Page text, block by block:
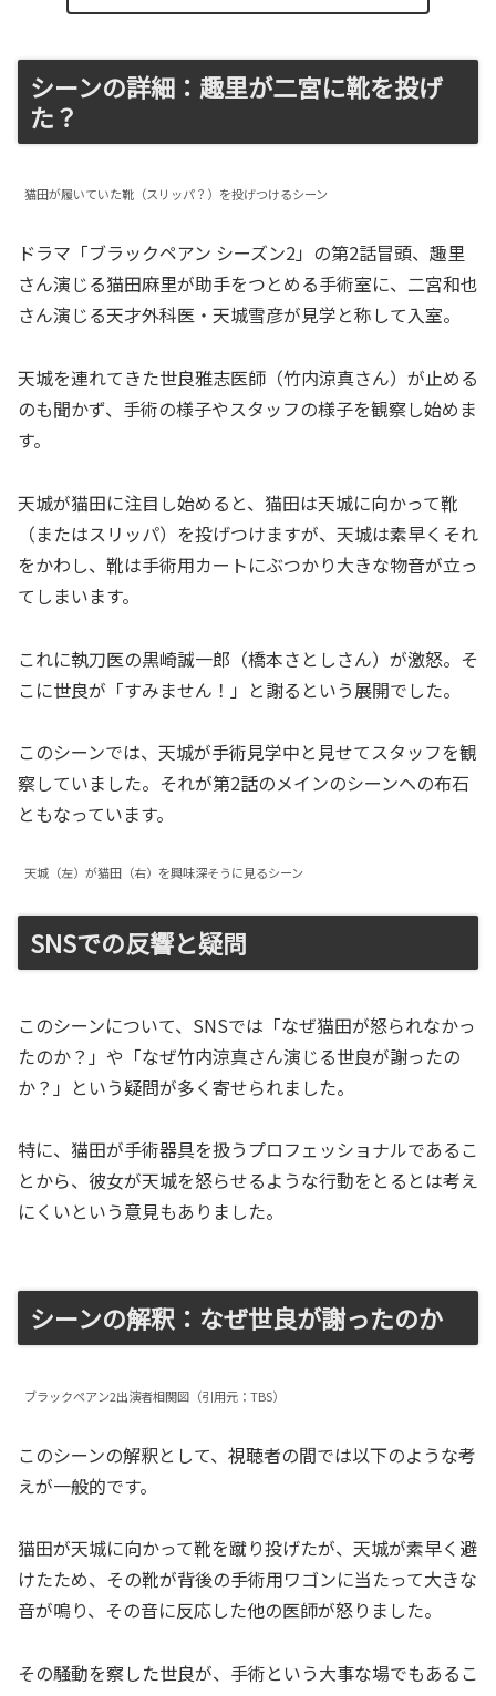
シーンの詳細：趣里が二宮に靴を投げ
た？
猫田が履いていた靴（スリッパ？）を投げつけるシーン
ドラマ「ブラックペアン シーズン2」の第2話冒頭、趣里
さん演じる猫田麻里が助手をつとめる手術室に、二宮和也
さん演じる天才外科医・天城雪彦が見学と称して入室。
天城を連れてきた世良雅志医師（竹内涼真さん）が止める
のも聞かず、手術の様子やスタッフの様子を観察し始めま
す。
天城が猫田に注目し始めると、猫田は天城に向かって靴
（またはスリッパ）を投げつけますが、天城は素早くそれ
をかわし、靴は手術用カートにぶつかり大きな物音が立っ
てしまいます。
これに執刀医の黒崎誠一郎（橋本さとしさん）が激怒。そ
こに世良が「すみません！」と謝るという展開でした。
このシーンでは、天城が手術見学中と見せてスタッフを観
察していました。それが第2話のメインのシーンへの布石
ともなっています。
天城（左）が猫田（右）を興味深そうに見るシーン
SNSでの反響と疑問
このシーンについて、SNSでは「なぜ猫田が怒られなかっ
たのか？」や「なぜ竹内涼真さん演じる世良が謝ったの
か？」という疑問が多く寄せられました。
特に、猫田が手術器具を扱うプロフェッショナルであるこ
とから、彼女が天城を怒らせるような行動をとるとは考え
にくいという意見もありました。
シーンの解釈：なぜ世良が謝ったのか
ブラックペアン2出演者相関図（引用元：TBS）
このシーンの解釈として、視聴者の間では以下のような考
えが一般的です。
猫田が天城に向かって靴を蹴り投げたが、天城が素早く避
けたため、その靴が背後の手術用ワゴンに当たって大きな
音が鳴り、その音に反応した他の医師が怒りました。
その騒動を察した世良が、手術という大事な場でもあるこ